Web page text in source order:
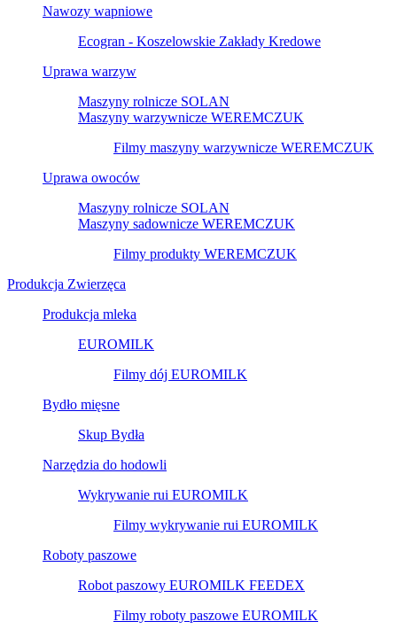
Nawozy wapniowe
Ecogran - Koszelowskie Zakłady Kredowe
Uprawa warzyw
Maszyny rolnicze SOLAN
Maszyny warzywnicze WEREMCZUK
Filmy maszyny warzywnicze WEREMCZUK
Uprawa owoców
Maszyny rolnicze SOLAN
Maszyny sadownicze WEREMCZUK
Filmy produkty WEREMCZUK
Produkcja Zwierzęca
Produkcja mleka
EUROMILK
Filmy dój EUROMILK
Bydło mięsne
Skup Bydła
Narzędzia do hodowli
Wykrywanie rui EUROMILK
Filmy wykrywanie rui EUROMILK
Roboty paszowe
Robot paszowy EUROMILK FEEDEX
Filmy roboty paszowe EUROMILK